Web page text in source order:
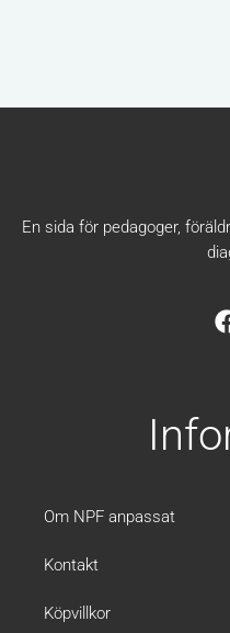
En sida för pedagoger,
o
Om NPF anpassat
Kontakt
Köpvillkor